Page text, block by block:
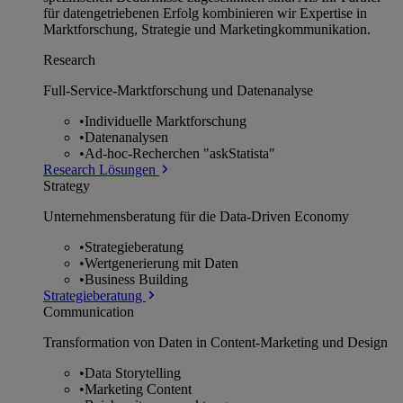
für datengetriebenen Erfolg kombinieren wir Expertise in
Marktforschung, Strategie und Marketingkommunikation.
Research
Full-Service-Marktforschung und Datenanalyse
•Individuelle Marktforschung
•Datenanalysen
•Ad-hoc-Recherchen "askStatista"
Research Lösungen
Strategy
Unternehmens­beratung für die Data-Driven Economy
•Strategieberatung
•Wertgenerierung mit Daten
•Business Building
Strategieberatung
Communication
Transformation von Daten in Content-Marketing und Design
•Data Storytelling
•Marketing Content